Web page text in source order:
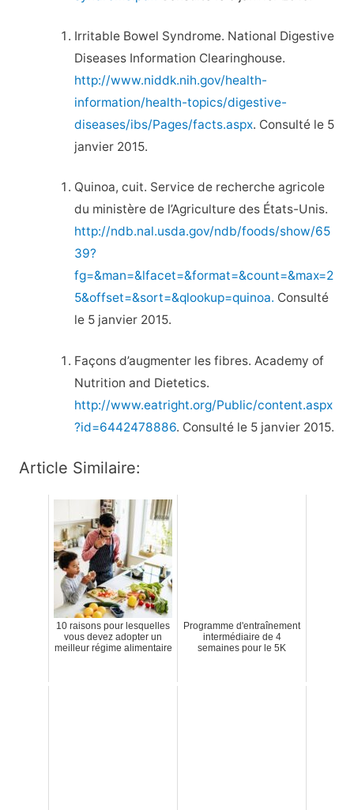
Irritable Bowel Syndrome. National Digestive
Diseases Information Clearinghouse.
http://www.niddk.nih.gov/health-
information/health-topics/digestive-
diseases/ibs/Pages/facts.aspx. Consulté le 5
janvier 2015.
Quinoa, cuit. Service de recherche agricole
du ministère de l’Agriculture des États-Unis.
http://ndb.nal.usda.gov/ndb/foods/show/65
39?
fg=&man=&lfacet=&format=&count=&max=2
5&offset=&sort=&qlookup=quinoa. Consulté
le 5 janvier 2015.
Façons d’augmenter les fibres. Academy of
Nutrition and Dietetics.
http://www.eatright.org/Public/content.aspx
?id=6442478886. Consulté le 5 janvier 2015.
Article Similaire:
10 raisons pour lesquelles
vous devez adopter un
meilleur régime alimentaire
Programme d'entraînement
intermédiaire de 4
semaines pour le 5K